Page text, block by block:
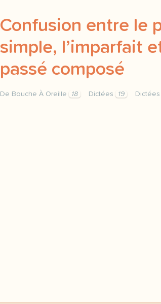
Confusion entre le
simple, l’imparfait
passé composé
De Bouche À Oreille 18 Dictées 19